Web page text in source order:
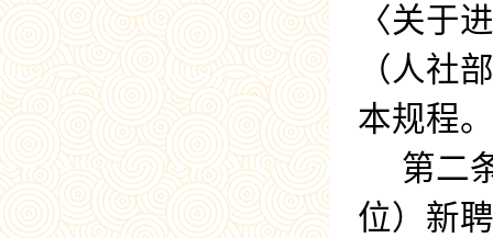
〈关于
（人社
本规程。
第二
位）新